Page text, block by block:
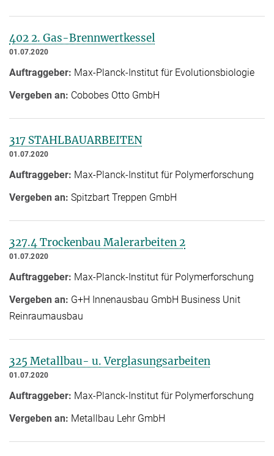
402 2. Gas-Brennwertkessel
01.07.2020
Auftraggeber: Max-Planck-Institut für Evolutionsbiologie
Vergeben an: Cobobes Otto GmbH
317 STAHLBAUARBEITEN
01.07.2020
Auftraggeber: Max-Planck-Institut für Polymerforschung
Vergeben an: Spitzbart Treppen GmbH
327.4 Trockenbau Malerarbeiten 2
01.07.2020
Auftraggeber: Max-Planck-Institut für Polymerforschung
Vergeben an: G+H Innenausbau GmbH Business Unit
Reinraumausbau
325 Metallbau- u. Verglasungsarbeiten
01.07.2020
Auftraggeber: Max-Planck-Institut für Polymerforschung
Vergeben an: Metallbau Lehr GmbH